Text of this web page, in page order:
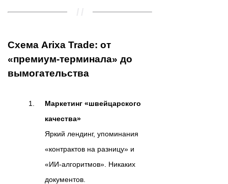
Схема Arixa Trade: от
«премиум‑терминала» до
вымогательства
Маркетинг «швейцарского
качества»
Яркий лендинг, упоминания
«контрактов на разницу» и
«ИИ‑алгоритмов». Никаких
документов.